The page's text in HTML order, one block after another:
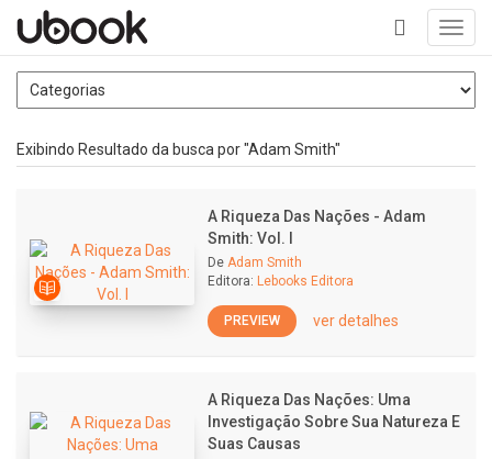
+
Exibindo Resultado da busca por "Adam Smith"
A Riqueza Das Nações - Adam
Smith: Vol. I
De Adam Smith
Editora: Lebooks Editora
PREVIEW ver detalhes
A Riqueza Das Nações: Uma
Investigação Sobre Sua Natureza E
Suas Causas